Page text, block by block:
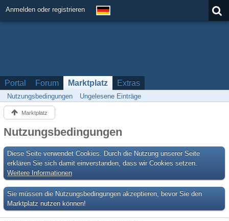
Anmelden oder registrieren
Portal Forum Marktplatz Extras
Nutzungsbedingungen Ungelesene Einträge
Marktplatz
Nutzungsbedingungen
Diese Seite verwendet Cookies. Durch die Nutzung unserer Seite
erklären Sie sich damit einverstanden, dass wir Cookies setzen.
Weitere Informationen
Sie müssen die Nutzungsbedingungen akzeptieren, bevor Sie den
Marktplatz nutzen können!